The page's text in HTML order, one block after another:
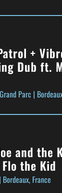
+
Dub ft.
Parc |
and the
the Kid
| Bordeaux, France